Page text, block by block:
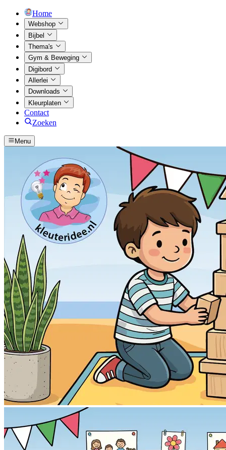
Home
Webshop
Bijbel
Thema's
Gym & Beweging
Digibord
Allerlei
Downloads
Kleurplaten
Contact
Zoeken
Menu